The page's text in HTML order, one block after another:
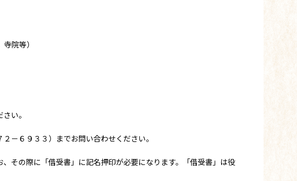
院等）
い。
－６９３３）までお問い合わせください。
その際に「借受書」に記名押印が必要になります。「借受書」は役